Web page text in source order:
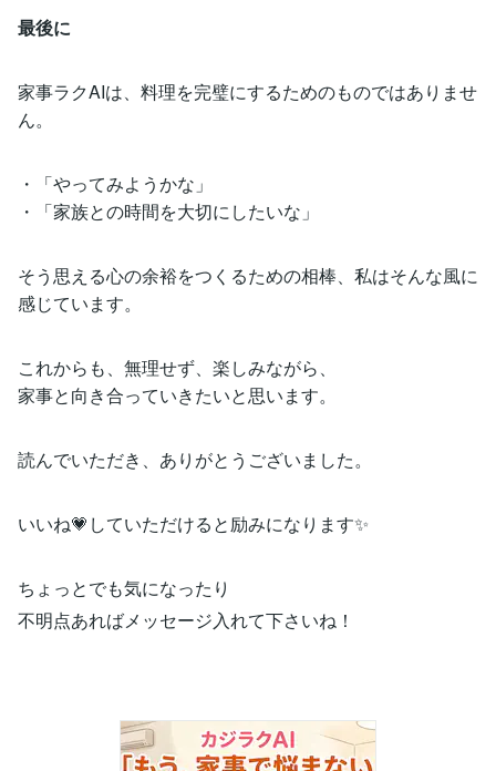
最後に
家事ラクAIは、料理を完璧にするためのものではありませ
ん。
・「やってみようかな」
・「家族との時間を大切にしたいな」
そう思える心の余裕をつくるための相棒、私はそんな風に
感じています。
これからも、無理せず、楽しみながら、
家事と向き合っていきたいと思います。
読んでいただき、ありがとうございました。
いいね💗していただけると励みになります✨
ちょっとでも気になったり
不明点あればメッセージ入れて下さいね！